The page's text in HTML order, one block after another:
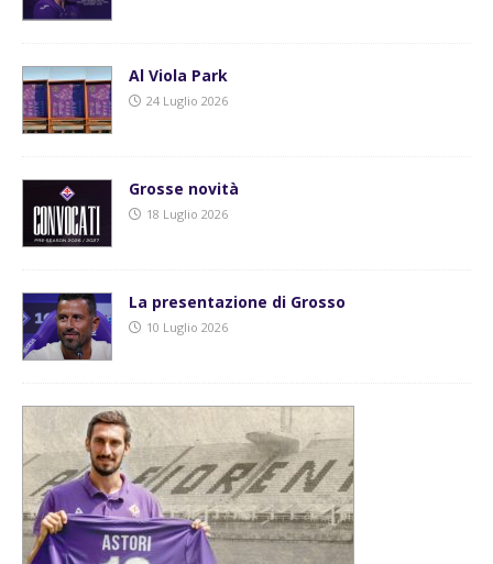
Al Viola Park
24 Luglio 2026
Grosse novità
18 Luglio 2026
La presentazione di Grosso
10 Luglio 2026